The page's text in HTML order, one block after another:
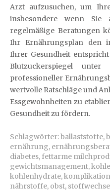
Arzt aufzusuchen, um
insbesondere wenn Sie
regelmäßige Beratungen
Ihr Ernährungsplan den
Ihrer Gesundheit
Blutzuckerspiegel
professioneller
wertvolle Ratschläge und
Essgewohnheiten zu
Gesundheit zu fördern.
Schlagwörter:ballaststoffe,
ernährung,
diabetes, fettarme
gewichtsmanagement,
kohlenhydrate,
nährstoffe, obst,